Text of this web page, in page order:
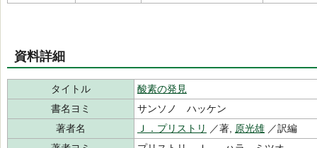
資料詳細
タイトル
酸素の発見
書名ヨミ
サンソノ ハッケン
著者名
Ｊ．プリストリ ／著, 原光雄 ／訳編